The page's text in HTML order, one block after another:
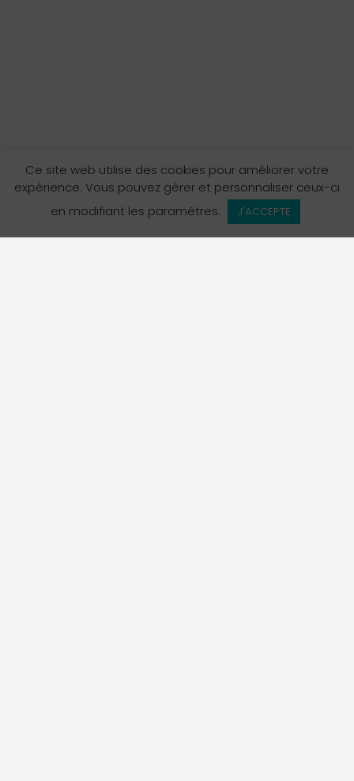
Ce site web utilise des cookies pour améliorer votre
expérience. Vous pouvez gérer et personnaliser ceux-ci
en modifiant les paramètres.
J'ACCEPTE